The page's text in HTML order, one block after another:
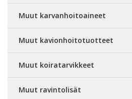
Muut karvanhoitoaineet
Muut kavionhoitotuotteet
Muut koiratarvikkeet
Muut ravintolisät